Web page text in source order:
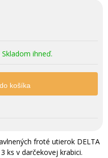
ihneď.
košíka
froté utierok DELTA
ks v darčekovej krabici.